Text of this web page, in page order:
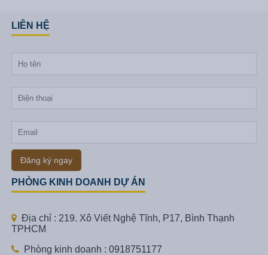
LIÊN HỆ
Đăng ký ngay
PHÒNG KINH DOANH DỰ ÁN
Địa chỉ : 219. Xô Viết Nghệ Tĩnh, P17, Bình Thạnh
TPHCM
Phòng kinh doanh : 0918751177